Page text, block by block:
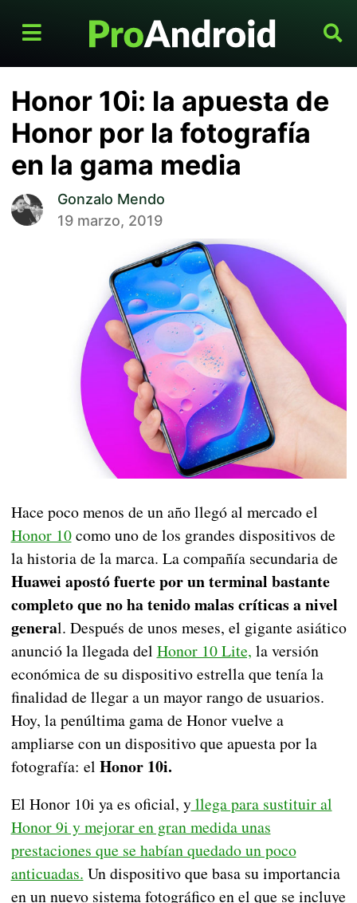
Honor 10i: la apuesta de
Honor por la fotografía
en la gama media
Gonzalo Mendo
19 marzo, 2019
Hace poco menos de un año llegó al mercado el
Honor 10como uno de los grandes dispositivos de
la historia de la marca. La compañía secundaria de
Huawei apostó fuerte por un terminal bastante
completo que no ha tenido malas críticas a nivel
general. Después de unos meses, el gigante asiático
anunció la llegada del Honor 10 Lite, la versión
económica de su dispositivo estrella que tenía la
finalidad de llegar a un mayor rango de usuarios.
Hoy, la penúltima gama de Honor vuelve a
ampliarse con un dispositivo que apuesta por la
fotografía: el Honor 10i.
El Honor 10i ya es oficial, yllega para sustituir al
Honor 9i y mejorar en gran medida unas
prestaciones que se habían quedado un poco
anticuadas. Un dispositivo que basa su importancia
en un nuevo sistema fotográfico en el que se incluye